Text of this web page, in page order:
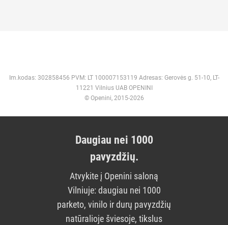
Im.kodas: 302858456 PVM: LT 100007153119 Adresas: Gerovės g. 51-10, LT-
11221 Vilnius UAB OPENINI
© Openini, 2015-2026
Daugiau nei 1000
pavyzdžių.
Atvykite į Openini saloną
Vilniuje: daugiau nei 1000
parketo, vinilo ir durų pavyzdžių
natūralioje šviesoje, tikslus